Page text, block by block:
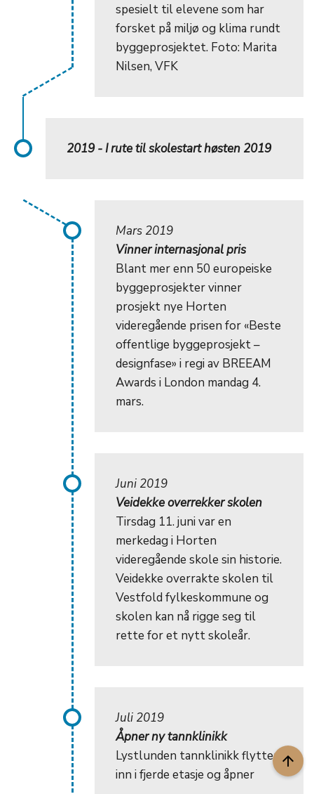
spesielt til elevene som har
forsket på miljø og klima rundt
byggeprosjektet. Foto: Marita
Nilsen, VFK
2019 - I rute til skolestart høsten 2019
Mars 2019
Vinner internasjonal pris
Blant mer enn 50 europeiske
byggeprosjekter vinner
prosjekt nye Horten
videregående prisen for «Beste
offentlige byggeprosjekt –
designfase» i regi av BREEAM
Awards i London mandag 4.
mars.
Juni 2019
Veidekke overrekker skolen
Tirsdag 11. juni var en
merkedag i Horten
videregående skole sin historie.
Veidekke overrakte skolen til
Vestfold fylkeskommune og
skolen kan nå rigge seg til
rette for et nytt skoleår.
Juli 2019
Åpner ny tannklinikk
Lystlunden tannklinikk flytter
inn i fjerde etasje og åpner
arrow_upward